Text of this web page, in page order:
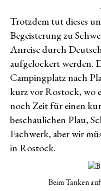
Trotzdem tut dieses
Begeisterung zu
Anreise durch
aufgelockert werden.
Campingplatz nach
kurz vor Rostock, wo
noch Zeit für einen
beschaulichen Plau,
Fachwerk, aber wir
in Rostock.
Beim Tanken